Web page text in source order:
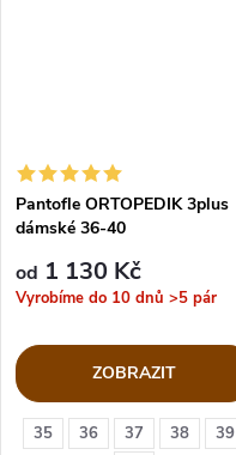
35 36 37 38
39
Pantofle ORTOPEDIK 3plus
dámské 36-40
od 1 130 Kč
Vyrobíme do 10 dnů >5 pár
ZOBRAZIT